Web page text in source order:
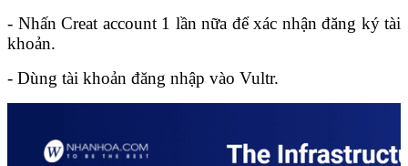
- Nhấn Creat account 1 lần nữa để xác nhận đăng ký tài
khoản.
- Dùng tài khoản đăng nhập vào Vultr.